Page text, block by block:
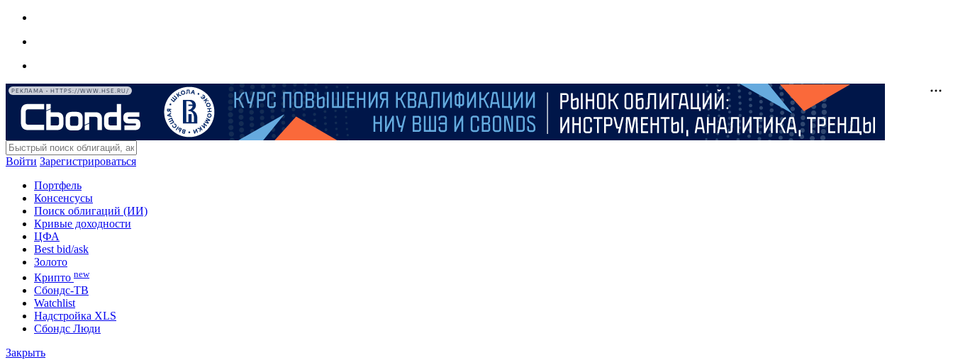
РЕКЛАМА • HTTPS://WWW.HSE.RU/
Войти Зарегистрироваться
Портфель
Консенсусы
Поиск облигаций (ИИ)
Кривые доходности
ЦФА
Best bid/ask
Золото
Крипто new
Сбондс-ТВ
Watchlist
Надстройка XLS
Сбондс Люди
Закрыть